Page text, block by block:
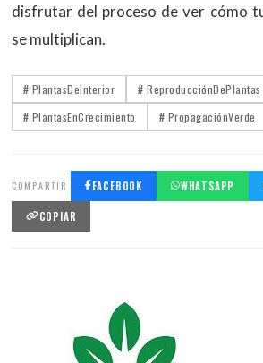
disfrutar del proceso de ver cómo
se multiplican.
# PlantasDeInterior
# ReproducciónDePlantas
# PlantasEnCrecimiento
# PropagaciónVerde
COMPARTIR FACEBOOK WHATSAPP
COPIAR